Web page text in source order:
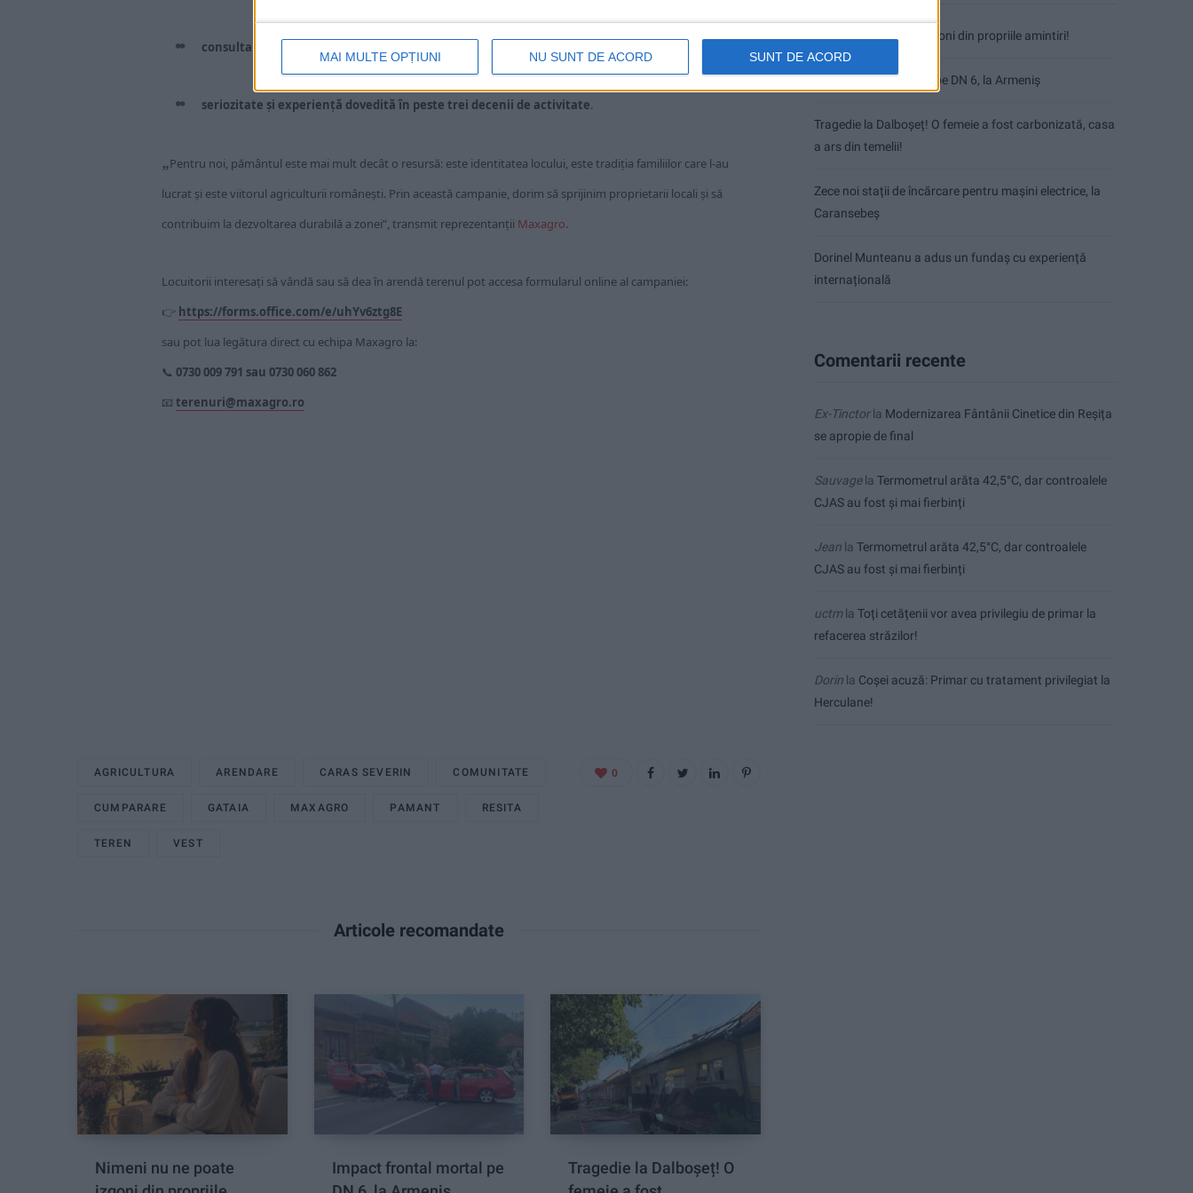
MAI MULTE OPȚIUNI NU SUNT DE ACORD SUNT DE ACORD
consultanță gratuită privind documentele necesare
seriozitate și experiență dovedită în peste trei decenii de activitate.
„Pentru noi, pământul este mai mult decât o resursă: este identitatea locului, este tradiția familiilor care l-au
lucrat și este viitorul agriculturii românești. Prin această campanie, dorim să sprijinim proprietarii locali și să
contribuim la dezvoltarea durabilă a zonei”, transmit reprezentanții Maxagro.
Locuitorii interesați să vândă sau să dea în arendă terenul pot accesa formularul online al campaniei:
👉 https://forms.office.com/e/uhYv6ztg8E
sau pot lua legătura direct cu echipa Maxagro la:
📞 0730 009 791 sau 0730 060 862
📧 terenuri@maxagro.ro
AGRICULTURA ARENDARE CARAS SEVERIN COMUNITATE
CUMPARARE GATAIA MAXAGRO PAMANT RESITA
TEREN VEST
0
Articole recomandate
Nimeni nu ne poate
Impact frontal mortal pe
Tragedie la Dalboşeț! O
Nimeni nu ne poate izgoni din propriile amintiri!
Impact frontal mortal pe DN 6, la Armeniș
Tragedie la Dalboşeț! O femeie a fost carbonizată, casa
a ars din temelii!
Zece noi stații de încărcare pentru mașini electrice, la
Caransebeș
Dorinel Munteanu a adus un fundaș cu experiență
internațională
Comentarii recente
Ex-Tinctorla Modernizarea Fântânii Cinetice din Reșița
se apropie de final
Sauvagela Termometrul arăta 42,5°C, dar controalele
CJAS au fost și mai fierbinți
Jean la Termometrul arăta 42,5°C, dar controalele
CJAS au fost și mai fierbinți
uctmla Toți cetățenii vor avea privilegiu de primar la
refacerea străzilor!
Dorin la Coșei acuză: Primar cu tratament privilegiat la
Herculane!